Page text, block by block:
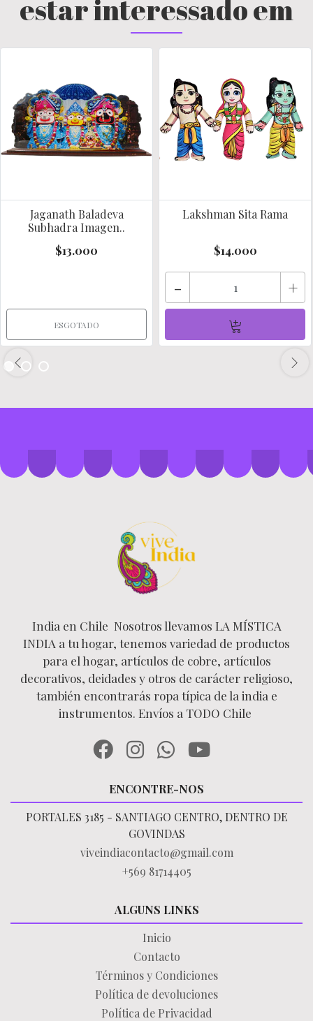
estar interessado em
Jaganath Baladeva
Subhadra Imagen..
$13.000
ESGOTADO
Lakshman Sita Rama
$14.000
- +
India en Chile Nosotros llevamos LA MÍSTICA
INDIA a tu hogar, tenemos variedad de productos
para el hogar, artículos de cobre, artículos
decorativos, deidades y otros de carácter religioso,
también encontrarás ropa típica de la india e
instrumentos. Envíos a TODO Chile
ENCONTRE-NOS
PORTALES 3185 - SANTIAGO CENTRO, DENTRO DE
GOVINDAS
viveindiacontacto@gmail.com
+569 81714405
ALGUNS LINKS
Inicio
Contacto
Términos y Condiciones
Política de devoluciones
Política de Privacidad